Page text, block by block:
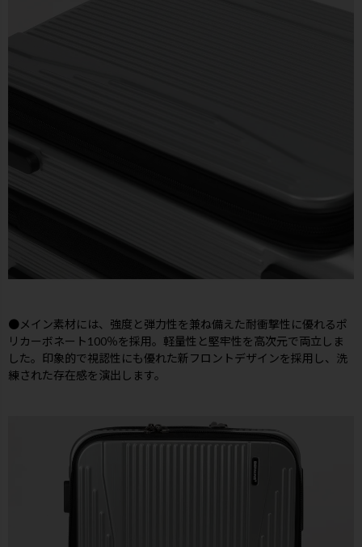
●メイン素材には、強度と弾力性を兼ね備えた耐衝撃性に優れるポ
リカーボネート100％を採用。軽量性と堅牢性を高次元で両立しま
した。印象的で視認性にも優れた新フロントデザインを採用し、洗
練された存在感を演出します。